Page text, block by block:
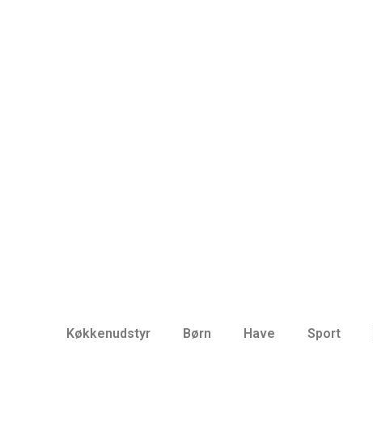
Køkkenudstyr Børn Have Sport